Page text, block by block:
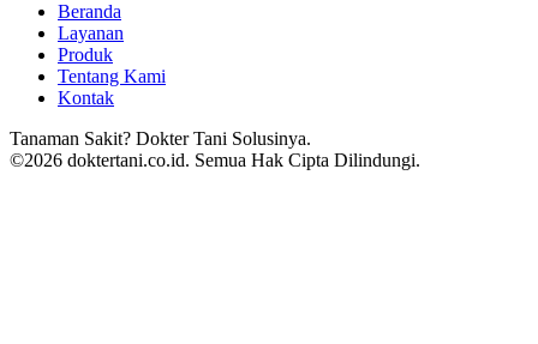
Beranda
Layanan
Produk
Tentang Kami
Kontak
Tanaman Sakit? Dokter Tani Solusinya.
©2026 doktertani.co.id. Semua Hak Cipta Dilindungi.